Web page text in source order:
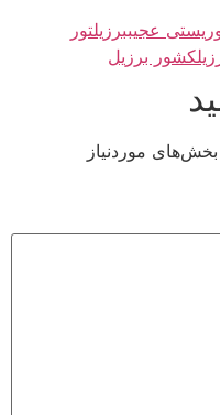
عجیببرزیلتور
کشور برزیل
بخش‌های موردنیاز